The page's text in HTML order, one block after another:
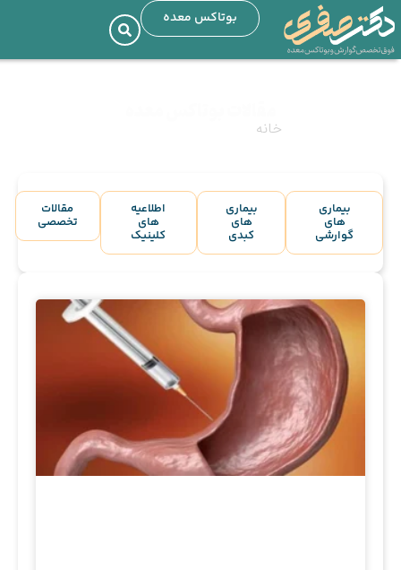
بوتاکس معده
خانه
بیماری
های
گوارشی
بیماری
های
کبدی
اطلاعیه
های
کلینیک
مقالات
تخصصی